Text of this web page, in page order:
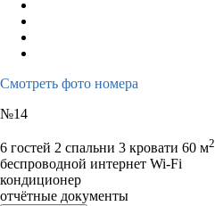
Смотреть фото номера
№14
6 гостей 2 спальни 3 кровати 60 м2
беспроводной интернет Wi-Fi
кондиционер
отчётные документы